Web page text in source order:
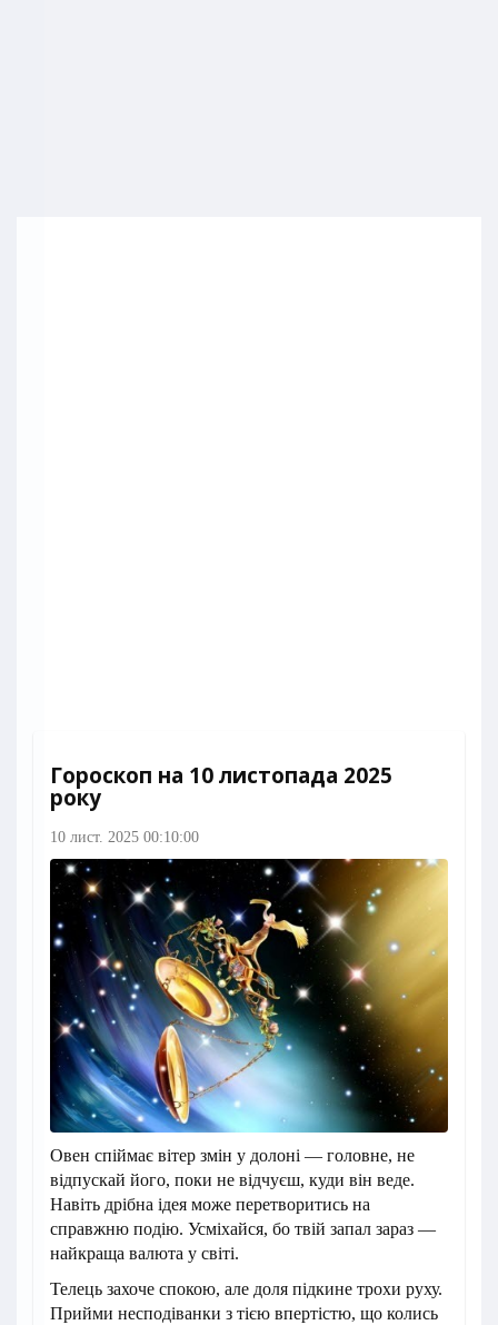
Гороскоп на 10 листопада 2025
року
10 лист. 2025 00:10:00
Овен спіймає вітер змін у долоні — головне, не
відпускай його, поки не відчуєш, куди він веде.
Навіть дрібна ідея може перетворитись на
справжню подію. Усміхайся, бо твій запал зараз —
найкраща валюта у світі.
Телець захоче спокою, але доля підкине трохи руху.
Прийми несподіванки з тією впертістю, що колись